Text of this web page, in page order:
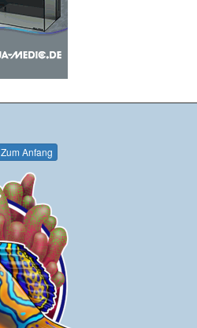
Zum Anfang